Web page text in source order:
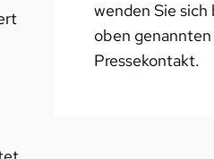
wenden Sie
oben genannten
Pressekontakt.